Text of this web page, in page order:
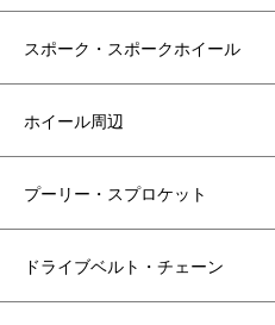
スポーク・スポークホイール
ホイール周辺
プーリー・スプロケット
ドライブベルト・チェーン